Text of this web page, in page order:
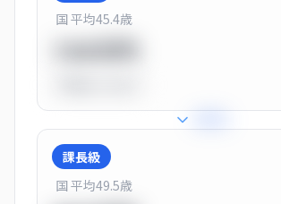
国 平均45.4歳
課長級
国 平均49.5歳